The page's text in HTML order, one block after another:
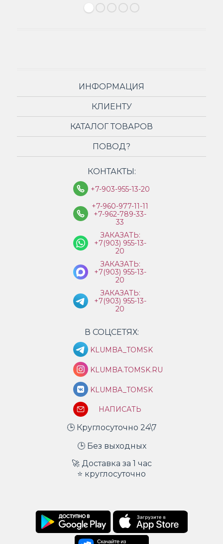
ИНФОРМАЦИЯ
КЛИЕНТУ
КАТАЛОГ ТОВАРОВ
ПОВОД?
КОНТАКТЫ:
+7-903-955-13-20
+7-960-977-11-11
+7-962-789-33-
33
ЗАКАЗАТЬ:
+7(903) 955-13-
20
ЗАКАЗАТЬ:
+7(903) 955-13-
20
ЗАКАЗАТЬ:
+7(903) 955-13-
20
В СОЦСЕТЯХ:
KLUMBA_TOMSK
KLUMBA.TOMSK.RU
KLUMBA_TOMSK
НАПИСАТЬ
🕒 Круглосуточно 24\7
🕒 Без выходных
🚀 Доставка за 1 час
⭐ круглосуточно